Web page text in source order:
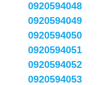
0920594048
0920594049
0920594050
0920594051
0920594052
0920594053